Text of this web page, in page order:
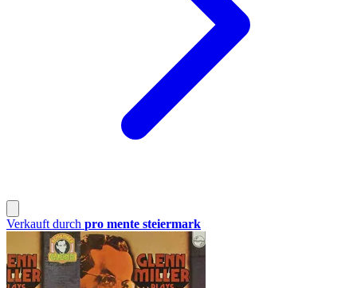
Verkauft durch pro mente steiermark